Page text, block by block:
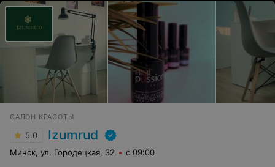
САЛОН КРАСОТЫ
5.0 Izumrud
Минск, ул. Городецкая, 32 с 09:00